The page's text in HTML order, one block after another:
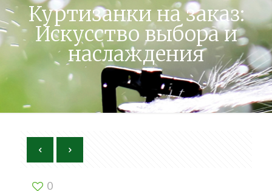
Куртизанки на заказ:
Искусство выбора и
наслаждения
0